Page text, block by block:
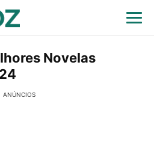
Novelas
ANÚNCIOS